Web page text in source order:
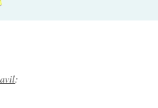
: